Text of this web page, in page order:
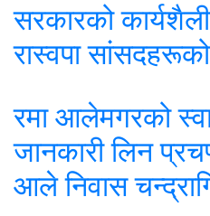
सरकारको
रास्वपा
रमा आलेमगरको
जानकारी लिन
आले निवास